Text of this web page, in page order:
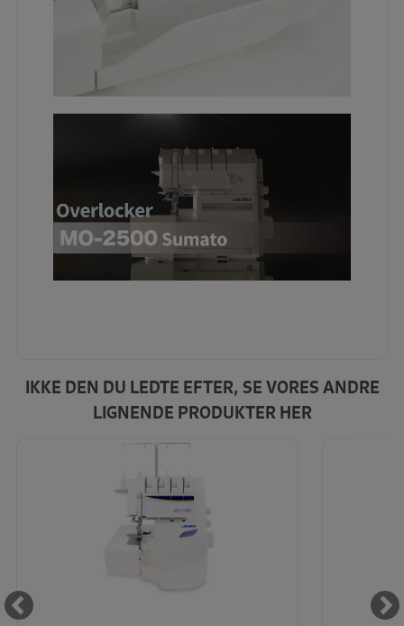
IKKE DEN DU LEDTE EFTER, SE VORES ANDRE
LIGNENDE PRODUKTER HER